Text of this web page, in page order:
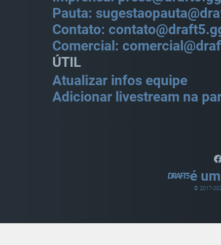
Pauta:
Contato:
Comercial:
ÚTIL
Atualizar infos equipe
Adicionar livestream na
é
© 2017-